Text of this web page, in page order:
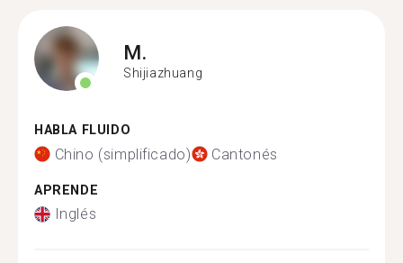
M.
Shijiazhuang
HABLA FLUIDO
Chino (simplificado) Cantonés
APRENDE
Inglés